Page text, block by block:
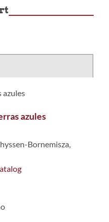
azules
Bornemisza,